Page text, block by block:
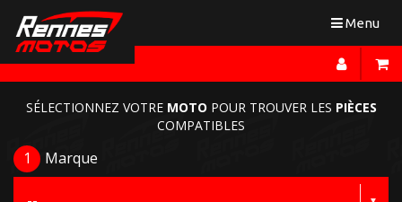
Toggle
Menu
SÉLECTIONNEZ VOTRE MOTO POUR TROUVER LES PIÈCES
COMPATIBLES
1 Marque